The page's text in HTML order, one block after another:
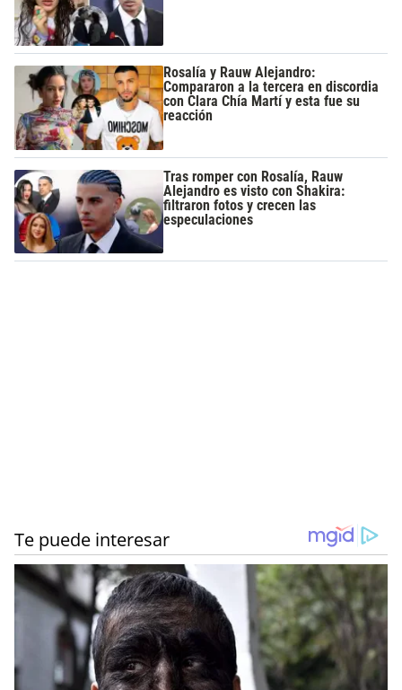
Rosalía y Rauw Alejandro:
Compararon a la tercera en discordia
con Clara Chía Martí y esta fue su
reacción
Tras romper con Rosalía, Rauw
Alejandro es visto con Shakira:
filtraron fotos y crecen las
especulaciones